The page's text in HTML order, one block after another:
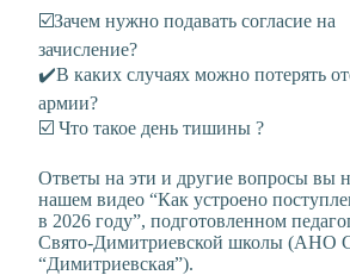
☑️Зачем нужно подавать согласие на
зачисление?
✔️В каких случаях можно потерять
армии?
☑️ Что такое день тишины ?
Ответы на эти и другие вопросы вы
нашем видео “Как устроено
в 2026 году”, подготовленном
Свято-Димитриевской школы
“Димитриевская”).